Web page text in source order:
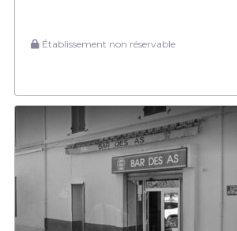
Établissement non réservable